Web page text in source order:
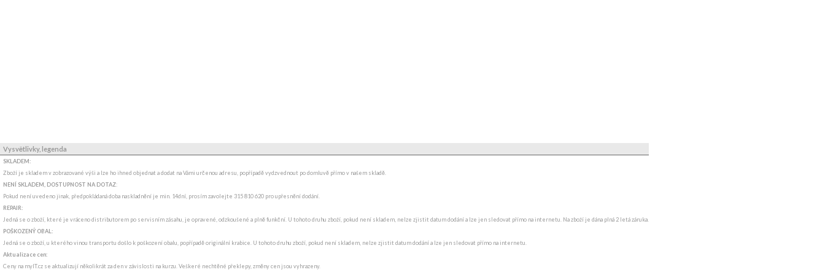
Vysvětlivky, legenda
SKLADEM:
Zboží je skladem v zobrazované výši a lze ho ihned objednat a dodat na Vámi určenou adresu, popřípadě vydzvednout po domluvě přímo v našem skladě.
NENÍ SKLADEM, DOSTUPNOST NA DOTAZ:
Pokud není uvedeno jinak, předpokládaná doba naskladnění je min. 14dní, prosím zavolejte 315 810 620 pro upřesnění dodání.
REPAIR:
Jedná se o zboží, které je vráceno distributorem po servisním zásahu, je opravené, odzkoušené a plně funkční. U tohoto druhu zboží, pokud není skladem, nelze zjistit datum dodání a lze jen sledovat přímo na internetu. Na zboží je dána plná 2 letá záruka.
POŠKOZENÝ OBAL:
Jedná se o zboží, u kterého vinou transportu došlo k poškození obalu, popřípadě originální krabice. U tohoto druhu zboží, pokud není skladem, nelze zjistit datum dodání a lze jen sledovat přímo na internetu.
Aktualizace cen:
Ceny na myIT.cz se aktualizují několikrát za den v závislosti na kurzu. Veškeré nechtěné překlepy, změny cen jsou vyhrazeny.